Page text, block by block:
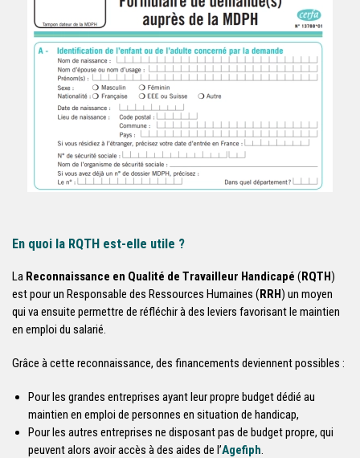
En quoi la RQTH est-elle utile ?
La Reconnaissance en Qualité de Travailleur Handicapé (RQTH)
est pour un Responsable des Ressources Humaines (RRH) un moyen
qui va ensuite permettre de réfléchir à des leviers favorisant le maintien
en emploi du salarié.
Grâce à cette reconnaissance, des financements deviennent possibles :
Pour les grandes entreprises ayant leur propre budget dédié au
maintien en emploi de personnes en situation de handicap,
Pour les autres entreprises ne disposant pas de budget propre, qui
peuvent alors avoir accès à des aides de l’Agefiph.